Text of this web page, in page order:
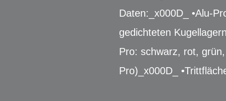
Daten:_x000D_ •Alu-
gedichteten
Pro: schwarz, rot,
Pro)_x000D_